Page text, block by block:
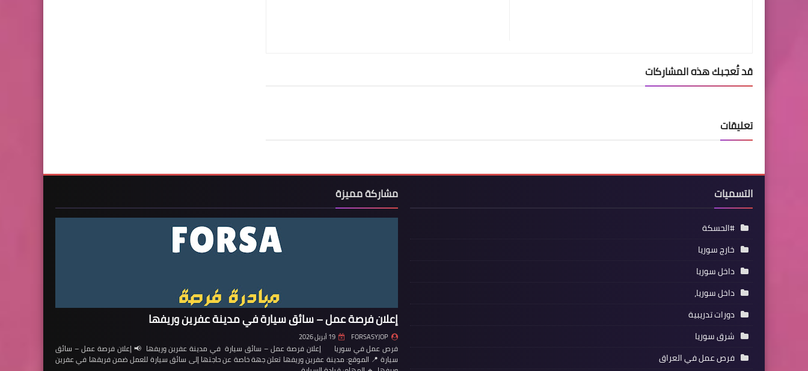
قد تُعجبك هذه المشاركات
تعليقات
التسميات
#الحسكة
خارج سوريا
داخل سوريا
داخل سوريا،
دورات تدريبية
شرق سوريا
فرص عمل في العراق
مشاركة مميزة
إعلان فرصة عمل – سائق سيارة في مدينة عفرين وريفها
FORSASYJOP 19 أبريل 2026
فرص عمل في سوريا إعلان فرصة عمل – سائق سيارة في مدينة عفرين وريفها 📢 إعلان فرصة عمل – سائق
سيارة 📍 الموقع: مدينة عفرين وريفها تعلن جهة خاصة عن حاجتها إلى سائق سيارة للعمل ضمن فريقها في عفرين